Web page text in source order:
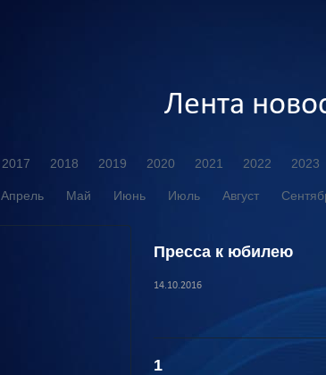
Лента
2017 2018 2019 2020 2021 2022 2023
Апрель Май Июнь Июль Август
Пресса к юбилею
14.10.2016
1